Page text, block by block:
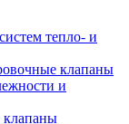
тепло- и
клапаны
и
клапаны